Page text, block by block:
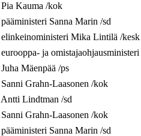
Pia Kauma /kok
pääministeri Sanna Marin /sd
elinkeinoministeri Mika Lintilä /kesk
eurooppa- ja omistajaohjausministeri
Juha Mäenpää /ps
Sanni Grahn-Laasonen /kok
Antti Lindtman /sd
Sanni Grahn-Laasonen /kok
pääministeri Sanna Marin /sd